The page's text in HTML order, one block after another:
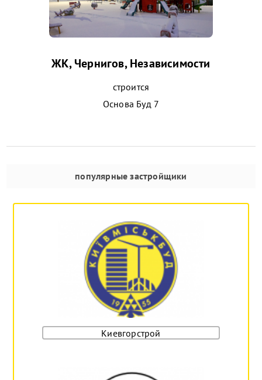
ЖК, Чернигов, Независимости
строится
Основа Буд 7
популярные застройщики
Киевгорстрой